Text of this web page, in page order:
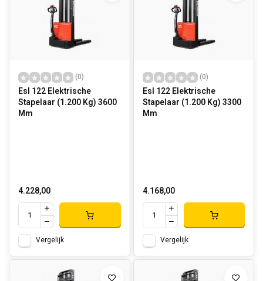
(0)
Esl 122 Elektrische
Stapelaar (1.200 Kg) 3600
Mm
4.228,00
Vergelijk
(0)
Esl 122 Elektrische
Stapelaar (1.200 Kg) 3300
Mm
4.168,00
Vergelijk